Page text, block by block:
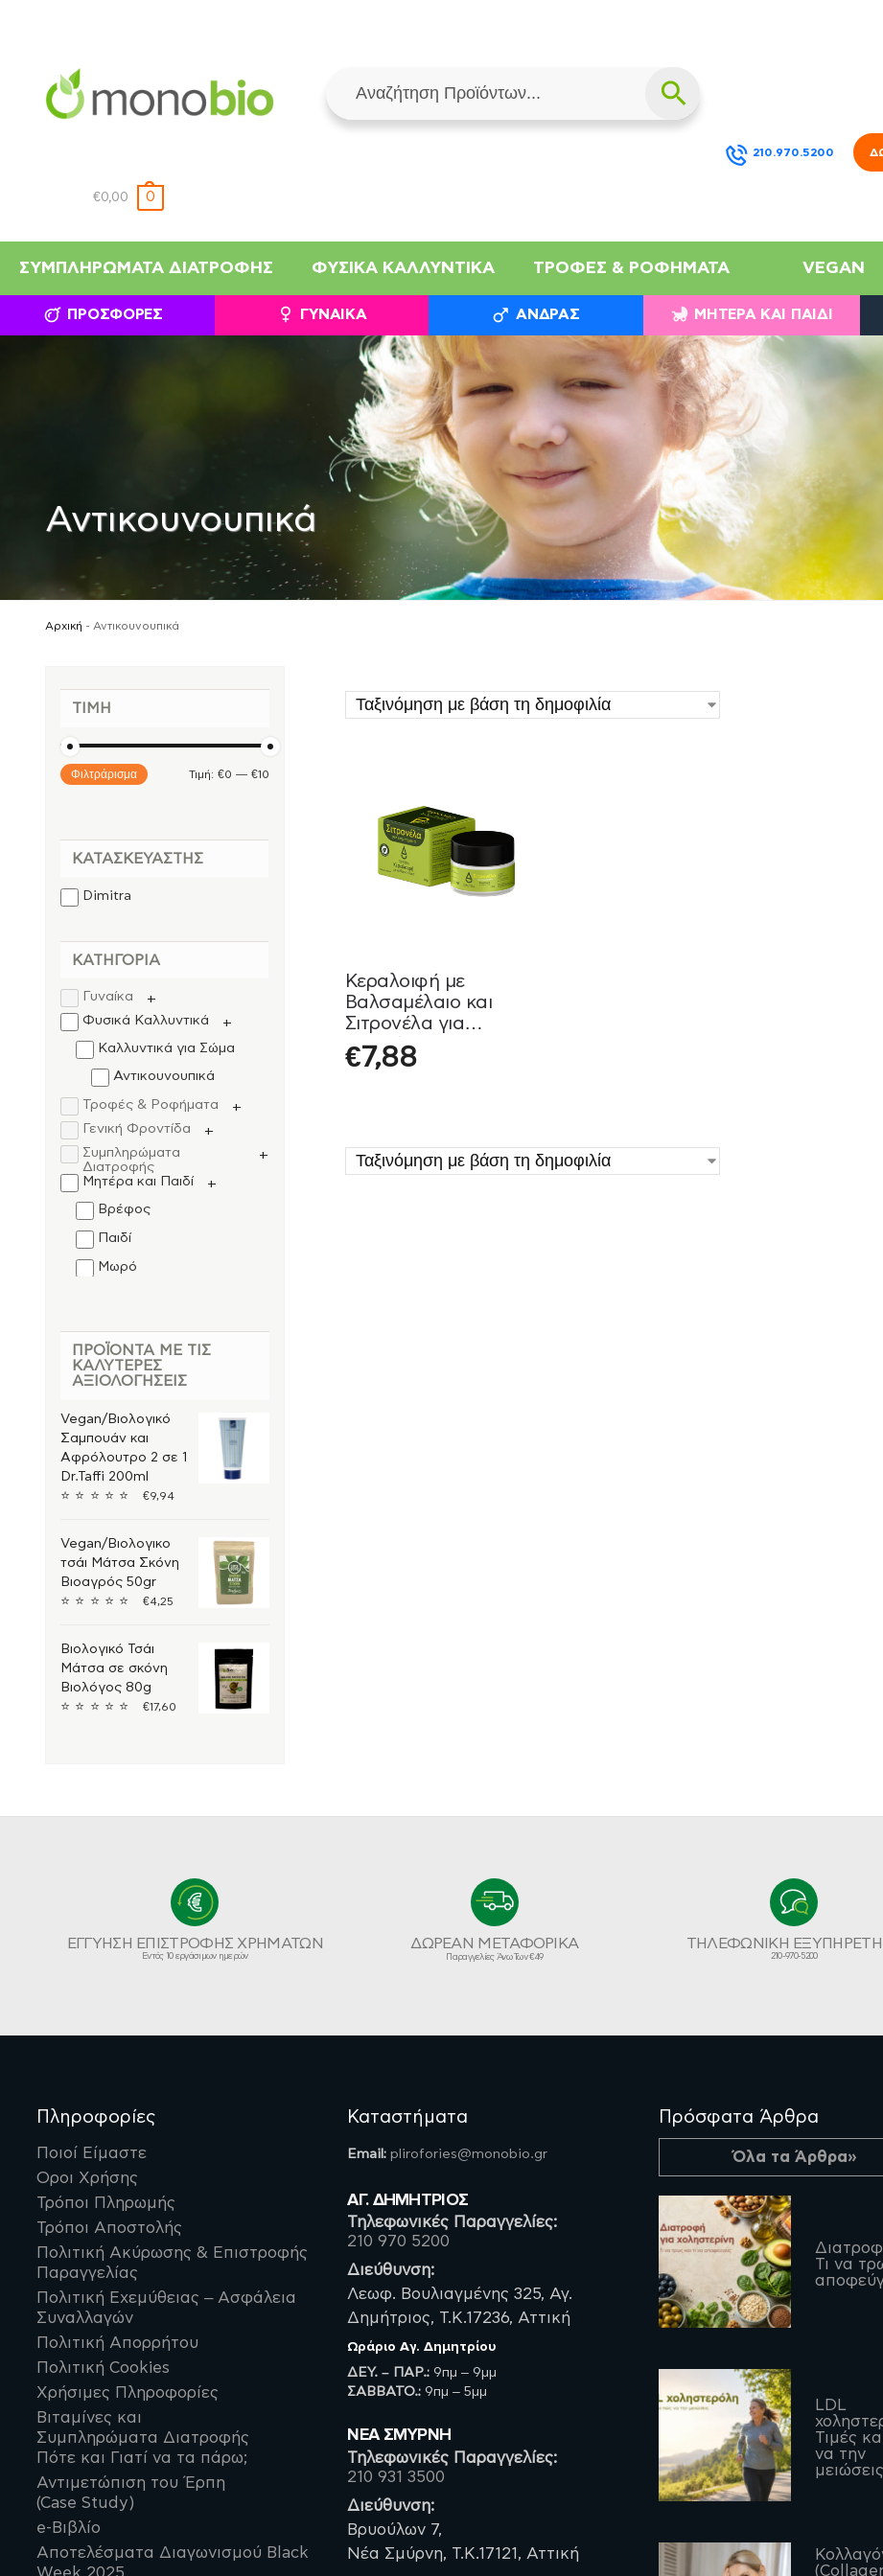
210.970.5200
€0,00 0
ΣΥΜΠΛΗΡΏΜΑΤΑ ΔΙΑΤΡΟΦΉΣ ΦΥΣΙΚΆ ΚΑΛΛΥΝΤΙΚΆ ΤΡΟΦΈΣ & ΡΟΦΉΜΑΤΑ VEGAN
ΠΡΟΣΦΟΡΈΣ ΓΥΝΑΊΚΑ ΆΝΔΡΑΣ ΜΗΤΈΡΑ ΚΑΙ ΠΑΙΔΊ
Αντικουνουπικά
Αρχική - Αντικουνουπικά
Κεραλοιφή με
Βαλσαμέλαιο και
Σιτρονέλα για
τσιμπήματα Dimitra
40gr
€7,88
ΤΙΜΉ
Φιλτράρισμα Τιμή:€0 —€10
ΚΑΤΑΣΚΕΥΑΣΤΉΣ
Dimitra
ΚΑΤΗΓΟΡΊΑ
Γυναίκα
+
Φυσικά Καλλυντικά
+
Καλλυντικά για Σώμα
Αντικουνουπικά
Τροφές & Ροφήματα
+
Γενική Φροντίδα
+
Συμπληρώματα
Διατροφής
+
Μητέρα και Παιδί
+
Βρέφος
Παιδί
Μωρό
Αθλητισμός
+
Άνδρας
+
ΠΡΟΪΌΝΤΑ ΜΕ ΤΙΣ
ΚΑΛΎΤΕΡΕΣ
ΑΞΙΟΛΟΓΉΣΕΙΣ
Vegan/Βιολογικό
Σαμπουάν και
Αφρόλουτρο 2 σε 1
Dr.Taffi 200ml
⭐ ⭐ ⭐ ⭐ ⭐ €9,94
Vegan/Βιολογικο
τσάι Μάτσα Σκόνη
Βιοαγρός 50gr
⭐ ⭐ ⭐ ⭐ ⭐ €4,25
Βιολογικό Τσάι
Μάτσα σε σκόνη
Βιολόγος 80g
⭐ ⭐ ⭐ ⭐ ⭐ €17,60
ΕΓΓΥΗΣΗ ΕΠΙΣΤΡΟΦΗΣ ΧΡΗΜΑΤΩΝ
Εντός 10 εργάσιμων ημερών
ΔΩΡΕΑΝ ΜΕΤΑΦΟΡΙΚΑ
Παραγγελίες Άνω Των €49
ΤΗΛΕΦΩΝΙΚΗ
210-970-5200
Πληροφορίες
Ποιοί Είμαστε
Οροι Χρήσης
Τρόποι Πληρωμής
Τρόποι Αποστολής
Πολιτική Ακύρωσης & Επιστροφής
Παραγγελίας
Πολιτική Εχεμύθειας – Ασφάλεια
Συναλλαγών
Πολιτική Απορρήτου
Πολιτική Cookies
Χρήσιμες Πληροφορίες
Βιταμίνες και
Συμπληρώματα Διατροφής
Πότε και Γιατί να τα πάρω;
Αντιμετώπιση του Έρπη
(Case Study)
e-Βιβλίο
Αποτελέσματα Διαγωνισμού Black
Week 2025
Καταστήματα
Email: plirofories@monobio.gr
ΑΓ. ΔΗΜΗΤΡΙΟΣ
Τηλεφωνικές Παραγγελίες:
210 970 5200
Διεύθυνση:
Λεωφ. Βουλιαγμένης 325, Αγ.
Δημήτριος, Τ.Κ.17236, Αττική
ΩράριοΑγ. Δημητρίου
ΔΕΥ. – ΠΑΡ.: 9πμ – 9μμ
ΣΑΒBATO.: 9πμ – 5μμ
ΝΈΑ ΣΜΥΡΝΗ
Τηλεφωνικές Παραγγελίες:
210 931 3500
Διεύθυνση:
Βρυούλων 7,
Νέα Σμύρνη, Τ.Κ.17121, Αττική
Πρόσφατα Άρθρα
Όλα τα Άρθρα»
Τι να
LDL
Τιμές
να την
μειώσεις